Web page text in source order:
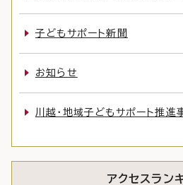
子どもサポート新聞
お知らせ
川越・地域子どもサポート推
アクセスラン